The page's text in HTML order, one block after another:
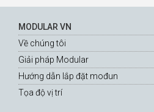
MODULAR VN
Về chúng tôi
Giải pháp Modular
Hướng dẫn lắp đặt mođun
Tọa độ vị trí